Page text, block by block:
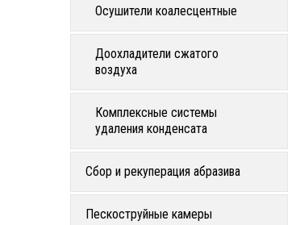
Осушители коалесцентные
Доохладители сжатого
воздуха
Комплексные системы
удаления конденсата
Сбор и рекуперация абразива
Пескоструйные камеры